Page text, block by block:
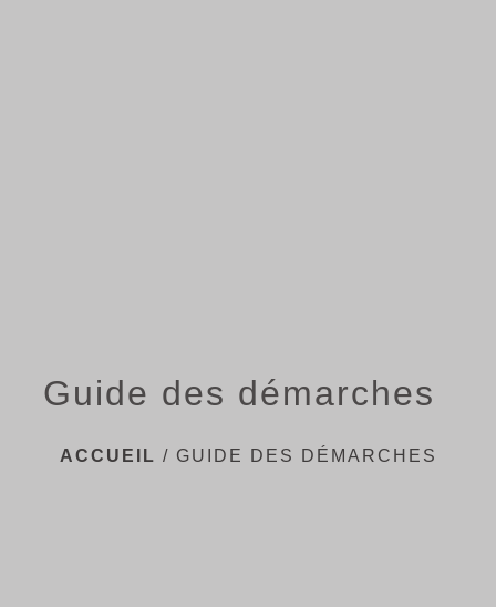
Guide des démarches
ACCUEIL / GUIDE DES DÉMARCHES